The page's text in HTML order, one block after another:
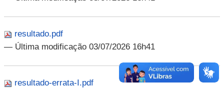
resultado.pdf
— Última modificação 03/07/2026 16h41
resultado-errata-I.pdf